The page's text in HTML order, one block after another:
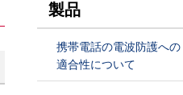
製品
携帯電話の電波防護への
適合性について